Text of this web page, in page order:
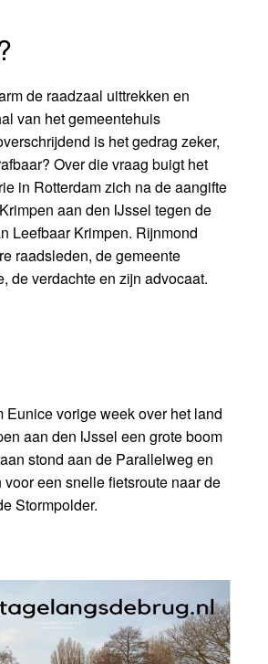
de raadzaal uittrekken en
van het gemeentehuis
is het gedrag zeker,
Over die vraag buigt het
in Rotterdam zich na de aangifte
aan den IJssel tegen de
Leefbaar Krimpen. Rijnmond
raadsleden, de gemeente
de verdachte en zijn advocaat.
Eunice vorige week over het land
aan den IJssel een grote boom
stond aan de Parallelweg en
een snelle fietsroute naar de
Stormpolder.